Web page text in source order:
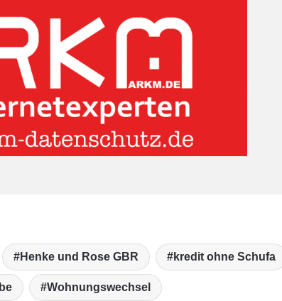
Henke und Rose GBR kredit ohne Schufa
Wohnungswechsel